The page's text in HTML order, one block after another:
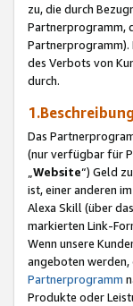
zu, die durch
Partnerprogramm,
Partnerprogramm).
des Verbots von
durch.
Das
(nur verfügbar für
Website“) Geld
ist, einer anderen im
Alexa Skill (über
markierten Link-
Wenn unsere
angeboten
Partnerprogramm
Produkte oder